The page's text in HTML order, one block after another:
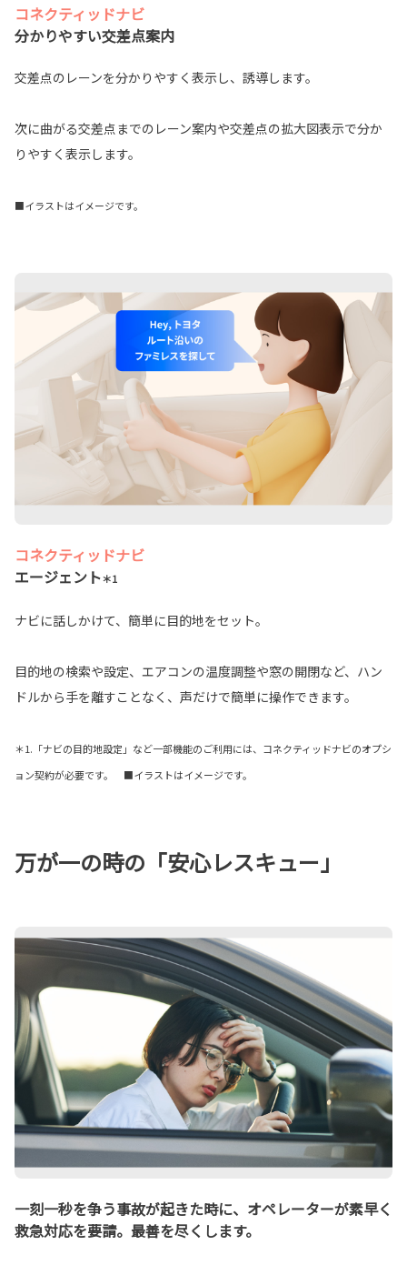
コネクティッドナビ
分かりやすい交差点案内
交差点のレーンを分かりやすく表示し、誘導します。
次に曲がる交差点までのレーン案内や交差点の拡大図表示で分か
りやすく表示します。
■イラストはイメージです。
コネクティッドナビ
エージェント＊1
ナビに話しかけて、簡単に目的地をセット。
目的地の検索や設定、エアコンの温度調整や窓の開閉など、ハン
ドルから手を離すことなく、声だけで簡単に操作できます。
＊1.「ナビの目的地設定」など一部機能のご利用には、コネクティッドナビのオプシ
ョン契約が必要です。 ■イラストはイメージです。
万が一の時の「安心レスキュー」
一刻一秒を争う事故が起きた時に、オペレーターが素早く
救急対応を要請。最善を尽くします。